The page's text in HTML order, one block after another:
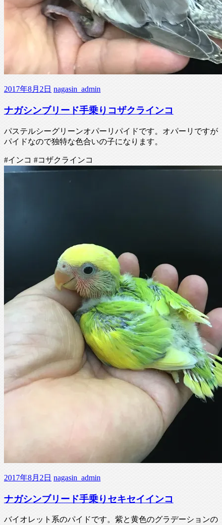
2017年8月2日 nagasin_admin
ナガシンブリード手乗りコザクラインコ
パステルシーグリーンオパーリパイドです。オパーリですが
パイドなので独特な色合いの子になります。
#インコ #コザクラインコ
2017年8月2日 nagasin_admin
ナガシンブリード手乗りセキセイインコ
バイオレット系のパイドです。紫と黄色のグラデーションの